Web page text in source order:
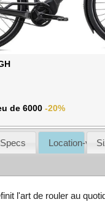
de 6000 -20%
Specs Location-
l'art de rouler au